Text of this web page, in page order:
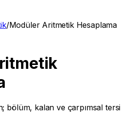
/Modüler Aritmetik Hesaplama
bölüm, kalan ve çarpımsal tersi